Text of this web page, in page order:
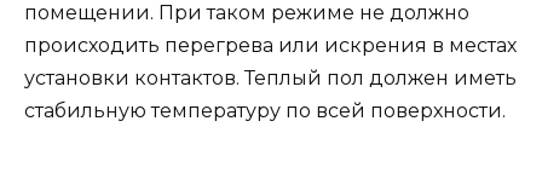
помещении. При таком режиме не должно
происходить перегрева или искрения в местах
установки контактов. Теплый пол должен иметь
стабильную температуру по всей поверхности.